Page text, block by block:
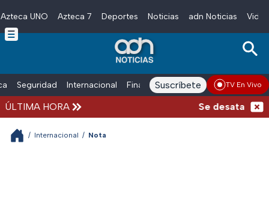
Skip to main content
Azteca UNO Azteca 7 Deportes Noticias adn Noticias
Seguridad Internacional Finanzas adn Noticias Radio
Suscríbete TV En Vivo
ÚLTIMA HORA Se desata
/ Internacional / Nota